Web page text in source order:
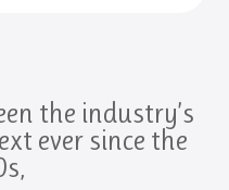
the industry’s
ever since the